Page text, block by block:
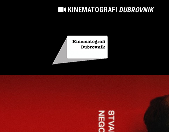
KINEMATOGRAFI DUBROVNIK